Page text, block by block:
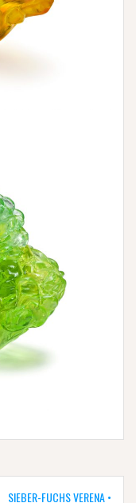
SIEBER-FUCHS VERENA •